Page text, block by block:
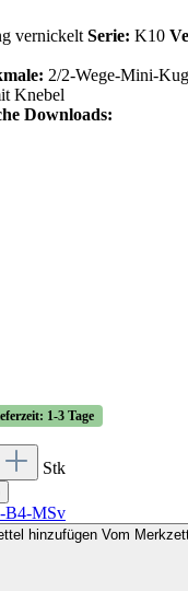
vernickelt Serie: K10
2/2-Wege-Mini-
Knebel
Downloads:
1-3 Tage
Stk
hinzufügen Vom